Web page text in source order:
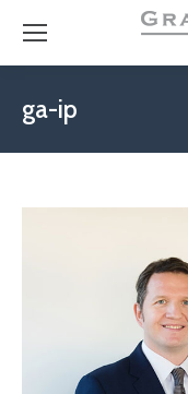
ga-ip